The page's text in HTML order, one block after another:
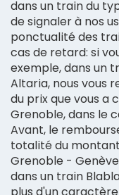
dans un train du
de signaler à nos
ponctualité des
cas de retard: si
exemple, dans un
Altaria, nous vous
du prix que vous a
Grenoble, dans le
Avant, le
totalité du
Grenoble -
dans un train